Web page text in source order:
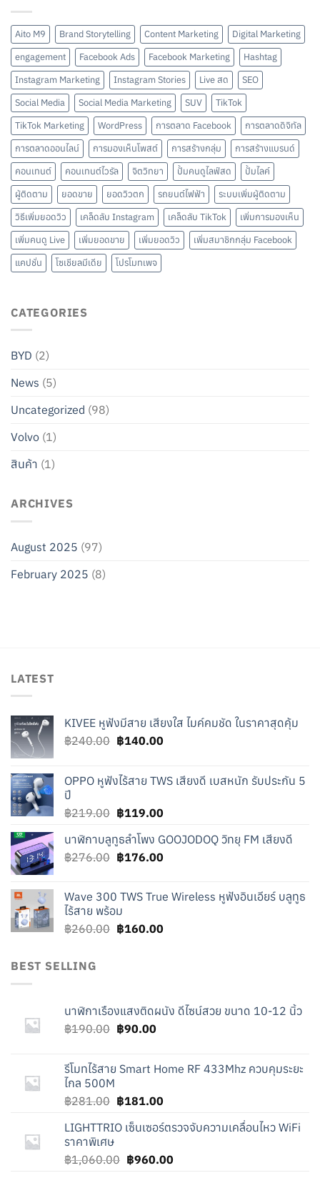
Aito M9 Brand Storytelling Content Marketing
Digital Marketing
engagement
Facebook Ads Facebook Marketing
Hashtag
Instagram Marketing
Instagram Stories Live สด
SEO
Social Media
Social Media Marketing SUV
TikTok
TikTok Marketing
WordPress การตลาด Facebook
การตลาดดิจิทัล
การตลาดออนไลน์
การมองเห็นโพสต์ การสร้างกลุ่ม
การสร้างแบรนด์
คอนเทนต์
คอนเทนต์ไวรัล จิตวิทยา ปั้มคนดูไลฟ์สด
ปั้มไลค์
ผู้ติดตาม
ยอดขาย ยอดวิวตก รถยนต์ไฟฟ้า
ระบบเพิ่มผู้ติดตาม
วิธีเพิ่มยอดวิว
เคล็ดลับ Instagram เคล็ดลับ TikTok
เพิ่มการมองเห็น
เพิ่มคนดู Live
เพิ่มยอดขาย เพิ่มยอดวิว
เพิ่มสมาชิกกลุ่ม Facebook
แคปชั่น
โซเชียลมีเดีย โปรโมทเพจ
CATEGORIES
BYD (2)
News (5)
Uncategorized (98)
Volvo (1)
สินค้า (1)
ARCHIVES
August 2025 (97)
February 2025 (8)
LATEST
KIVEE หูฟังมีสาย เสียงใส ไมค์คมชัด ในราคาสุดคุ้ม
฿240.00 Original
฿240.00.
฿140.00Current
฿140.00.
OPPO หูฟังไร้สาย TWS เสียงดี เบสหนัก รับประกัน 5
ปี
฿219.00 Original
was:
฿219.00.
฿119.00Current
is:
฿119.00.
นาฬิกาบลูทูธลำโพง GOOJODOQ วิทยุ FM เสียงดี
฿276.00 Original
฿276.00.
฿176.00Current
฿176.00.
Wave 300 TWS True Wireless หูฟังอินเอียร์ บลูทูธ
ไร้สาย พร้อม
฿260.00 Original
฿160.00Current
BEST SELLING
นาฬิกาเรืองแสงติดผนัง ดีไซน์สวย ขนาด 10-12 นิ้ว
฿190.00 Original
฿190.00.
฿90.00Current
฿90.00.
รีโมทไร้สาย Smart Home RF 433Mhz ควบคุมระยะ
ไกล 500M
฿281.00 Original
was:
฿181.00Current
is:
LIGHTTRIO เซ็นเซอร์ตรวจจับความเคลื่อนไหว WiFi
ราคาพิเศษ
฿1,060.00 Original
฿960.00Current